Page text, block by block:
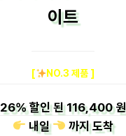
이트
[ NO.3 제품 ]
26%할인 된116,400 원
내일
까지도착